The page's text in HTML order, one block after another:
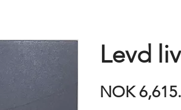
Levd
NOK